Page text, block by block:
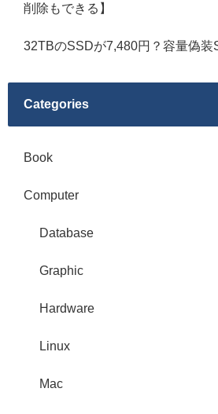
削除もできる】
32TBのSSDが7,480円？容量偽
Categories
Book
Computer
Database
Graphic
Hardware
Linux
Mac